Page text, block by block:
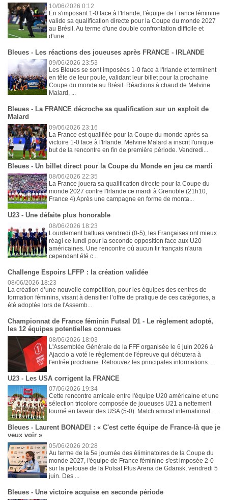
10/06/2026 0:12
En s'imposant 1-0 face à l'Irlande, l'équipe de France féminine
valide sa qualification directe pour la Coupe du monde 2027
au Brésil. Au terme d'une double confrontation difficile et
d'une...
Bleues - Les réactions des joueuses après FRANCE - IRLANDE
09/06/2026 23:53
Les Bleues se sont imposées 1-0 face à l'Irlande et terminent
en tête de leur poule, validant leur billet pour la prochaine
Coupe du monde au Brésil. Réactions à chaud de Melvine
Malard, ...
Bleues - La FRANCE décroche sa qualification sur un exploit de
Malard
09/06/2026 23:16
La France est qualifiée pour la Coupe du monde après sa
victoire 1-0 face à l'Irlande. Melvine Malard a inscrit l'unique
but de la rencontre en fin de première période. Vendredi...
Bleues - Un billet direct pour la Coupe du Monde en jeu ce mardi
08/06/2026 22:35
La France jouera sa qualification directe pour la Coupe du
monde 2027 contre l'Irlande ce mardi à Grenoble (21h10,
France 4) Après une campagne en forme de monta...
U23 - Une défaite plus honorable
08/06/2026 18:23
Lourdement battues vendredi (0-5), les Françaises ont mieux
réagi ce lundi pour la seconde opposition face aux U20
américaines. Une rencontre où aucun tir français n'aura
cependant été c...
Challenge Espoirs LFFP : la création validée
08/06/2026 18:23
La création d’une nouvelle compétition, pour les équipes des centres de
formation féminins, visant à densifier l’offre de pratique de ces catégories, a
été adoptée lors de l'Assemb...
Championnat de France féminin Futsal D1 - Le règlement adopté,
les 12 équipes potentielles connues
08/06/2026 18:03
L'Assemblée Générale de la FFF organisée le 6 juin 2026 à
Ajaccio a voté le règlement de l'épreuve qui débutera à
l'entrée prochaine. Retrouvez les principales informations. ...
U23 - Les USA corrigent la FRANCE
07/06/2026 19:34
Cette rencontre amicale entre l'équipe U20 américaine et une
sélection tricolore composée de joueuses U21 a nettement
tourné en faveur des USA (5-0). Match amical international ...
Bleues - Laurent BONADEI : « C'est cette équipe de France-là que je
veux voir »
05/06/2026 20:28
Au terme de la 5e journée des éliminatoires de la Coupe du
monde 2027, l'équipe de France féminine s'est imposée 2-0
sur la pelouse de la Polsat Plus Arena de Gdansk, vendredi 5
juin. Des ...
Bleues - Une victoire acquise en seconde période